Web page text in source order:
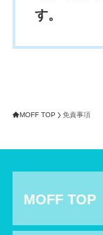
す。
MOFF TOP 免責事項
MOFF TOP